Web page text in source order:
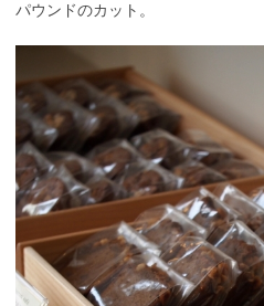
パウンドのカット。